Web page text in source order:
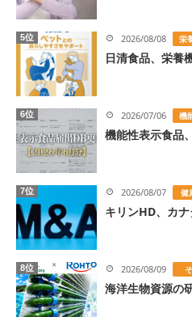
5位 2026/08/08 栄
日清食品、栄
6位 2026/07/06 機
機能性表示食品
7位 2026/08/07 健
キリンHD、カ
8位 2026/08/09
海洋生物資源の